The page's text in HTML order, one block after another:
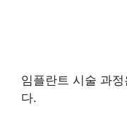
임플란트 시술 과
다.